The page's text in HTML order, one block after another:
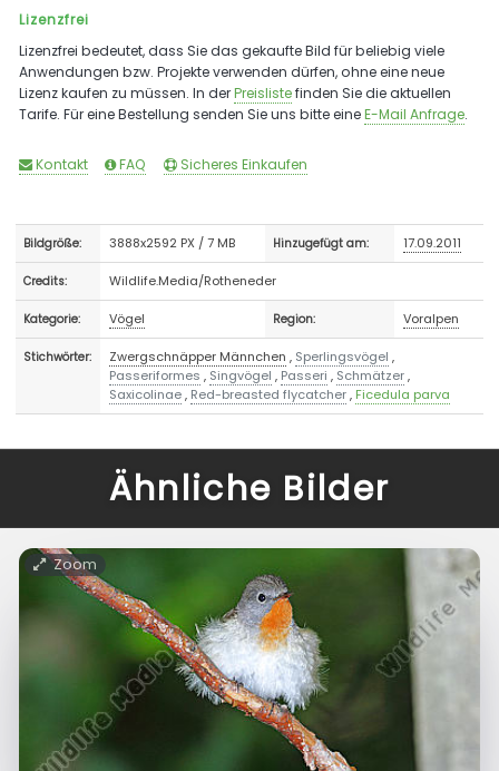
Lizenzfrei
Lizenzfrei bedeutet, dass Sie das gekaufte Bild für beliebig viele
Anwendungen bzw. Projekte verwenden dürfen, ohne eine neue
Lizenz kaufen zu müssen. In derPreislistefinden Sie die aktuellen
Tarife. Für eine Bestellung senden Sie uns bitte eineE-Mail Anfrage.
Kontakt FAQ Sicheres Einkaufen
Bildgröße: 3888x2592 PX / 7 MB Hinzugefügt am: 17.09.2011
Credits: Wildlife.Media/Rotheneder
Kategorie: Vögel Region: Voralpen
Stichwörter: Zwergschnäpper Männchen , Sperlingsvögel ,
Passeriformes , Singvögel , Passeri , Schmätzer,
Saxicolinae, Red-breasted flycatcher, Ficedula parva
Ähnliche Bilder
Zoom